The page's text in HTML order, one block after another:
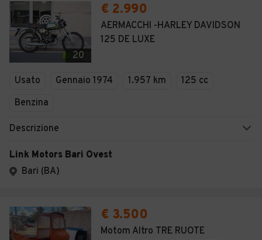
20
€ 2.990
AERMACCHI -HARLEY DAVIDSON
125 DE LUXE
Usato Gennaio 1974 1.957 km
125 cc
Benzina
Descrizione
Link Motors Bari Ovest
Bari (BA)
€ 3.500
Motom Altro TRE RUOTE